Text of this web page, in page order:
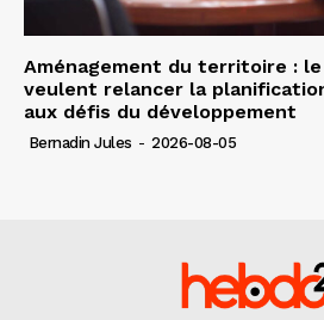
Aménagement du territoire : le
veulent relancer la
aux défis du développement
Bernadin Jules - 2026-08-05